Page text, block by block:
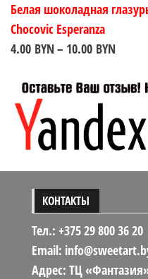
Белая шоколадная
Chocovic Esperanza
4.00 BYN– 10.00 BYN
4.00
10.00
КОНТАКТЫ
Тел.: +375 29 800 36 20
Email:
Адрес: ТЦ